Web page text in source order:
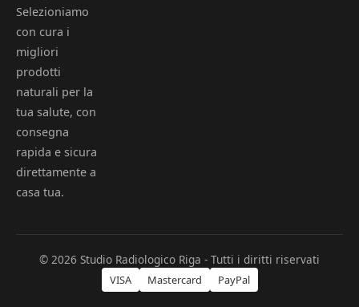
Selezioniamo
con cura i
migliori
prodotti
naturali per la
tua salute, con
consegna
rapida e sicura
direttamente a
casa tua.
© 2026 Studio Radiologico Riga - Tutti i diritti riservati
VISA Mastercard PayPal